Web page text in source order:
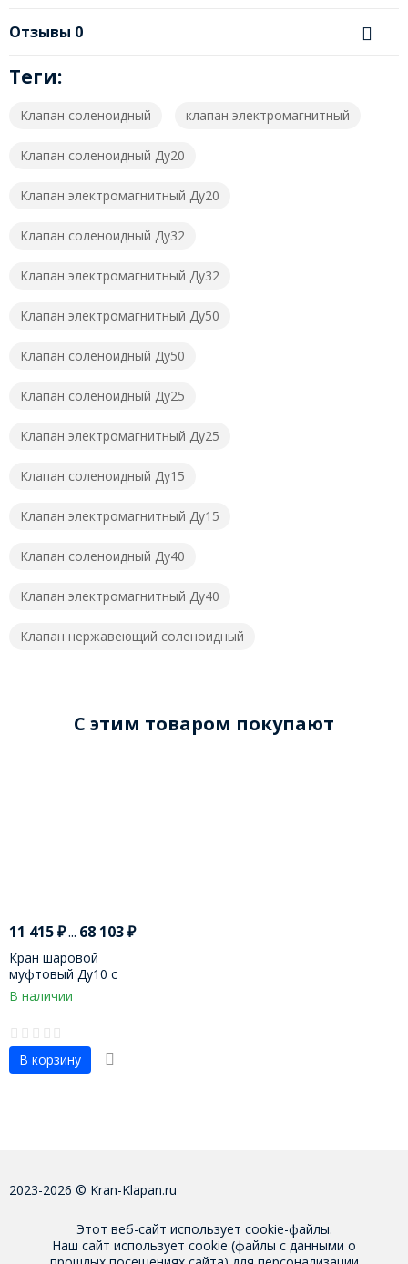
Отзывы 0
Теги:
Клапан соленоидный клапан электромагнитный
Клапан соленоидный Ду20
Клапан электромагнитный Ду20
Клапан соленоидный Ду32
Клапан электромагнитный Ду32
Клапан электромагнитный Ду50
Клапан соленоидный Ду50
Клапан соленоидный Ду25
Клапан электромагнитный Ду25
Клапан соленоидный Ду15
Клапан электромагнитный Ду15
Клапан соленоидный Ду40
Клапан электромагнитный Ду40
Клапан нержавеющий соленоидный
C этим товаром покупают
11 415₽... 68 103₽
Кран шаровой
муфтовый Ду10 с
пневмоприводом
В наличии
В корзину
2023-2026 © Kran-Klapan.ru
Этот веб-сайт использует cookie-файлы.
Наш сайт использует cookie (файлы с данными о